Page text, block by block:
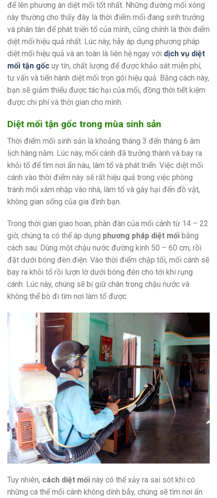
để lên phương án diệt mối tốt nhất. Những đường mối xông
này thường cho thấy đây là thời điểm mối đang sinh trưởng
và phân tán để phát triển tổ của mình, cũng chính là thời điểm
diệt mối hiệu quả nhất. Lúc này, hãy áp dụng phương pháp
diệt mối hiệu quả và an toàn là liên hệ ngay với dịch vụ diệt
mối tận gốc uy tín, chất lượng để được khảo sát miễn phí,
tư vấn và tiến hành diệt mối trọn gói hiệu quả. Bằng cách này,
bạn sẽ giảm thiểu được tác hại của mối, đồng thời tiết kiệm
được chi phí và thời gian cho mình.
Diệt mối tận gốc trong mùa sinh sản
Thời điểm mối sinh sản là khoảng tháng 3 đến tháng 6 âm
lịch hàng năm. Lúc này, mối cánh đã trưởng thành và bay ra
khỏi tổ để tìm nơi ẩn náu, làm tổ và phát triển. Việc diệt mối
cánh vào thời điểm này sẽ rất hiệu quả trong việc phòng
tránh mối xâm nhập vào nhà, làm tổ và gây hại đến đồ vật,
không gian sống của gia đình bạn.
Trong thời gian giao hoan, phân đàn của mối cánh từ 14 – 22
giờ, chúng ta có thể áp dụng phương pháp diệt mối bằng
cách sau: Dùng một chậu nước đường kính 50 – 60 cm, rồi
đặt dưới bóng đèn điện. Vào thời điểm chập tối, mối cánh sẽ
bay ra khỏi tổ rồi lượn lờ dưới bóng đèn cho tới khi rụng
cánh. Lúc này, chúng sẽ bị giữ chân trong chậu nước và
không thể bò đi tìm nơi làm tổ được.
Tuy nhiên, cách diệt mối này có thể xảy ra sai sót khi có
những cá thể mối cánh không dính bẫy, chúng sẽ tìm nơi ẩn